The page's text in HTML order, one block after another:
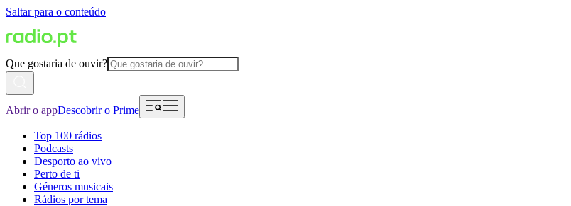
Saltar para o conteúdo
Que gostaria de ouvir?
Abrir o appDescobrir o Prime
Top 100 rádios
Podcasts
Desporto ao vivo
Perto de ti
Géneros musicais
Rádios por tema